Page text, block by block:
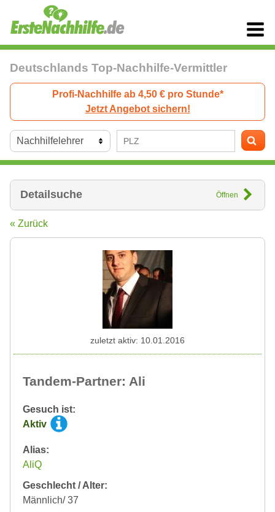
Deutschlands Top-Nachhilfe-Vermittler
Profi-Nachhilfe ab 4,50 € pro Stunde*
Jetzt Angebot sichern!
Detailsuche Öffnen
« Zurück
Tandem-Partner: Ali
Gesuch ist:
Aktiv
Alias:
AliQ
Geschlecht / Alter:
Männlich/ 37
zuletzt aktiv: 10.01.2016